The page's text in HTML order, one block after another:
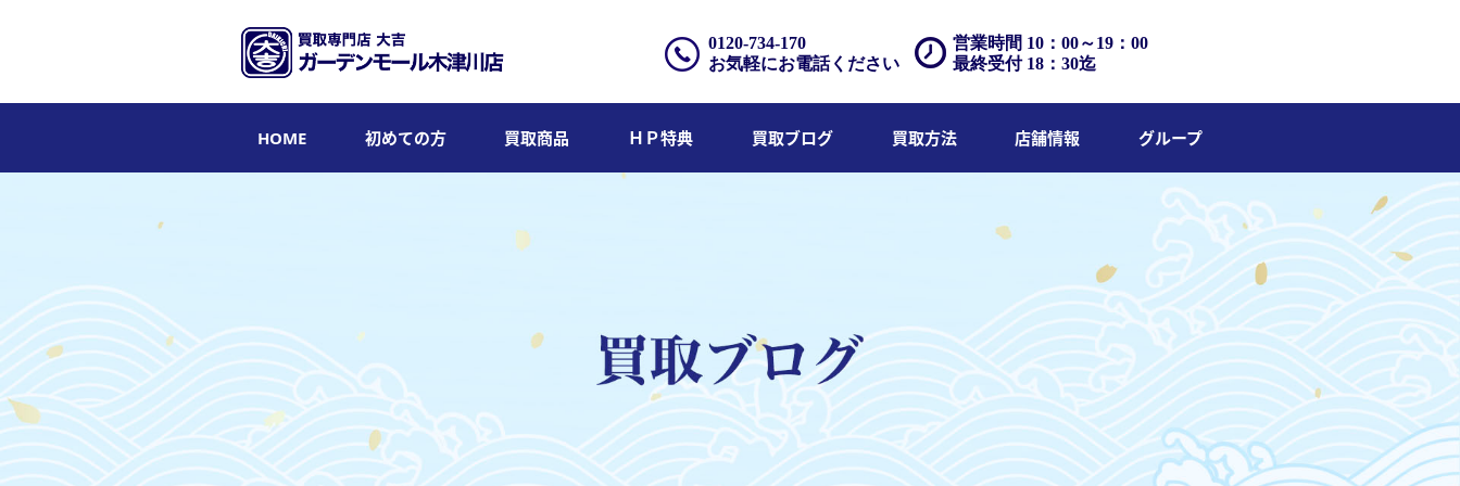
営業時間 10：00～19：00
最終受付 18：30迄
0120-734-170
お気軽にお電話ください
HOME 初めての方 買取商品 ＨＰ特典 買取ブログ 買取方法 店舗情報 グループ